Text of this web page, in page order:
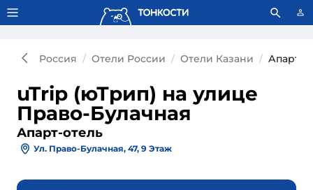
Тонкости используют сookie-файлы. Что это значит?
Россия Отели России Отели Казани Апарт-
uTrip (юТрип) на улице
Право-Булачная
Апарт-отель
Ул. Право-Булачная, 47, 9 Этаж